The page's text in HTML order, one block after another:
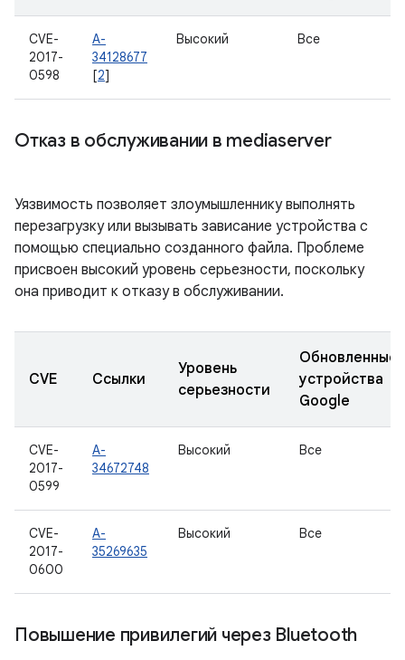
CVE-
2017-
0598
A-
34128677
[2]
Высокий Все
Отказ в обслуживании в mediaserver
Уязвимость позволяет злоумышленнику выполнять
перезагрузку или вызывать зависание устройства с
помощью специально созданного файла. Проблеме
присвоен высокий уровень серьезности, поскольку
она приводит к отказу в обслуживании.
CVE Ссылки
Уровень
серьезности
Обновленные
устройства
Google
CVE-
2017-
0599
A-
34672748
Высокий Все
CVE-
2017-
0600
A-
35269635
Высокий Все
Повышение привилегий через Bluetooth